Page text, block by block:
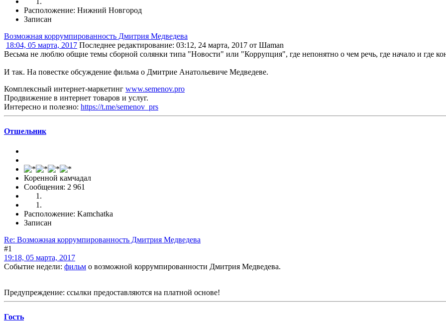
Расположение: Нижний Новгород
Записан
Возможная коррумпированность Дмитрия Медведева
18:04, 05 марта, 2017 Последнее редактирование: 03:12, 24 марта, 2017 от Шаman
Весьма не люблю общие темы сборной солянки типа "Новости" или "Коррупция", где непонятно о чем речь, где начало и где
И так. На повестке обсуждение фильма о Дмитрие Анатольевиче Медведеве.
Комплексный интернет-маркетинг www.semenov.pro
Продвижение в интернет товаров и услуг.
Интересно и полезно: https://t.me/semenov_prs
Отшельник
Коренной камчадал
Сообщения: 2 961
Расположение: Kamchatka
Записан
Re: Возможная коррумпированность Дмитрия Медведева
#1
19:18, 05 марта, 2017
Событие недели: фильм о возможной коррумпированности Дмитрия Медведева.
Предупреждение: ссылки предоставляются на платной основе!
Гоcть